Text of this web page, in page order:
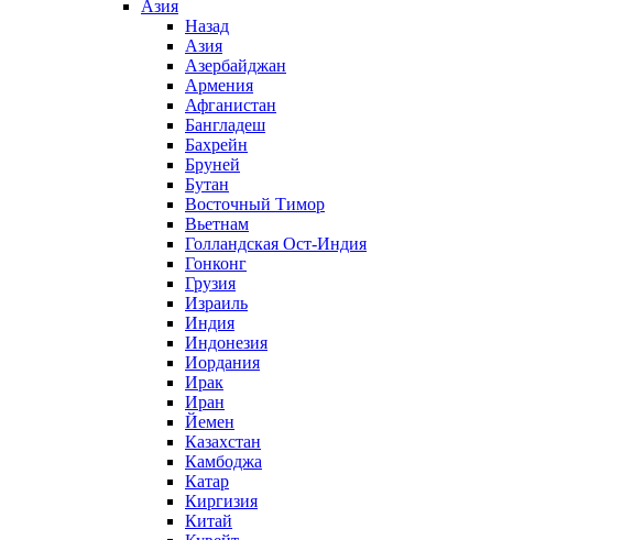
Азия
Назад
Азия
Азербайджан
Армения
Афганистан
Бангладеш
Бахрейн
Бруней
Бутан
Восточный Тимор
Вьетнам
Голландская Ост-Индия
Гонконг
Грузия
Израиль
Индия
Индонезия
Иордания
Ирак
Иран
Йемен
Казахстан
Камбоджа
Катар
Киргизия
Китай